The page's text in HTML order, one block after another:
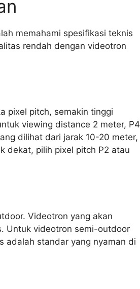
memahami spesifikasi teknis
rendah dengan videotron
pixel pitch, semakin tinggi
viewing distance 2 meter, P4
dilihat dari jarak 10-20 meter,
dekat, pilih pixel pitch P2 atau
Videotron yang akan
Untuk videotron semi-outdoor
adalah standar yang nyaman di